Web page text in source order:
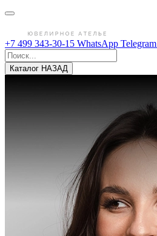
+7 499 343-30-15 WhatsApp Telegram
Каталог НАЗАД